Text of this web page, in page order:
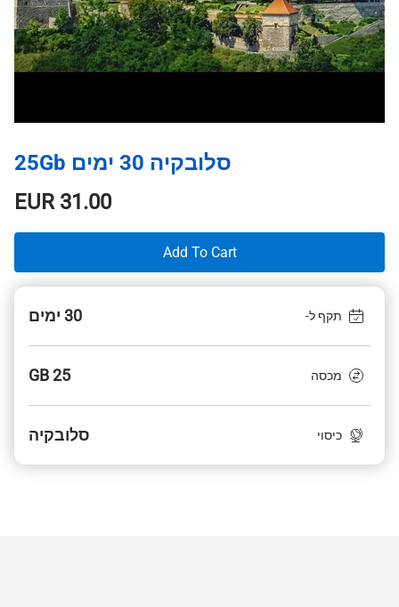
סלובקיה 30 ימים 25Gb
EUR31.00
Add To Cart
תקף ל- 30 ימים
מכסה 25 GB
כיסוי סלובקיה